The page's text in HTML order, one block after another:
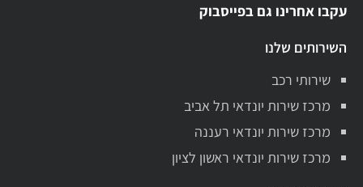
עקבו אחרינו גם בפייסבוק
השירותים שלנו
שירותי רכב
מרכז שירות יונדאי תל אביב
מרכז שירות יונדאי רעננה
מרכז שירות יונדאי ראשון לציון